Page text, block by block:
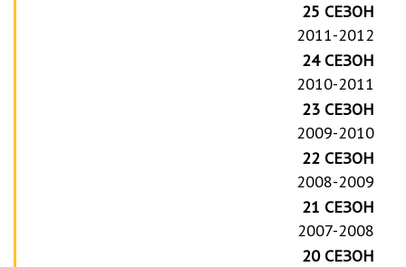
25 СЕЗОН
2011-2012
24 СЕЗОН
2010-2011
23 СЕЗОН
2009-2010
22 СЕЗОН
2008-2009
21 СЕЗОН
2007-2008
20 СЕЗОН